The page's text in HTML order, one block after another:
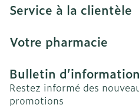
Service à la clientèle
Votre pharmacie
Bulletin d’information
Restez informé des
promotions